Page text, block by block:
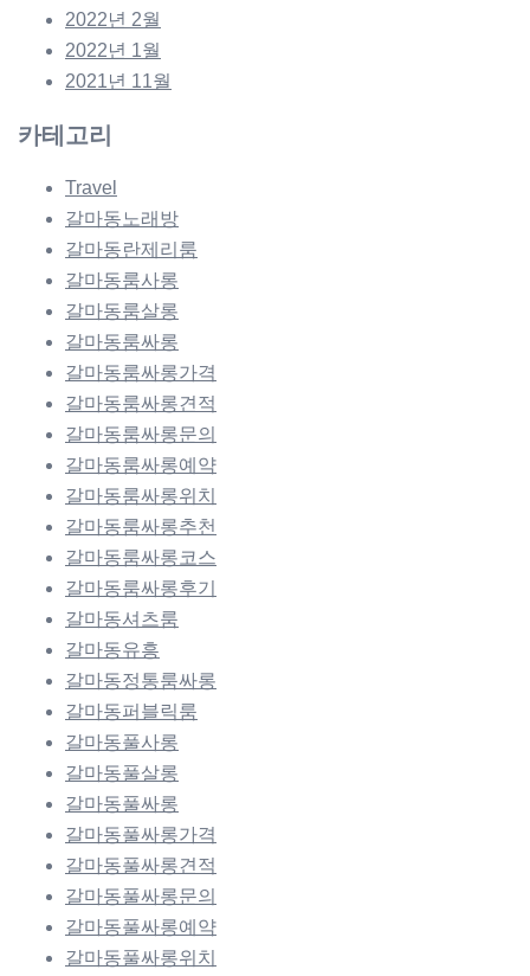
2022년 2월
2022년 1월
2021년 11월
카테고리
Travel
갈마동노래방
갈마동란제리룸
갈마동룸사롱
갈마동룸살롱
갈마동룸싸롱
갈마동룸싸롱가격
갈마동룸싸롱견적
갈마동룸싸롱문의
갈마동룸싸롱예약
갈마동룸싸롱위치
갈마동룸싸롱추천
갈마동룸싸롱코스
갈마동룸싸롱후기
갈마동셔츠룸
갈마동유흥
갈마동정통룸싸롱
갈마동퍼블릭룸
갈마동풀사롱
갈마동풀살롱
갈마동풀싸롱
갈마동풀싸롱가격
갈마동풀싸롱견적
갈마동풀싸롱문의
갈마동풀싸롱예약
갈마동풀싸롱위치